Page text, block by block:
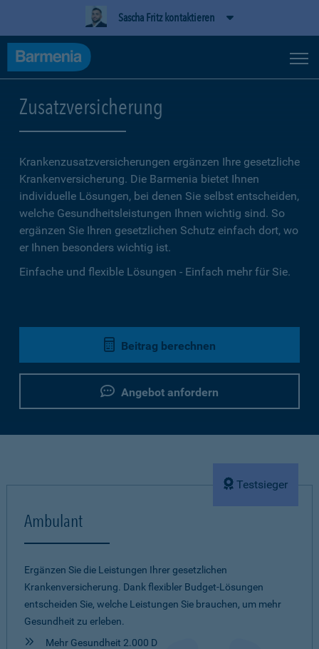
Sascha Fritz kontaktieren
Zusatzversicherung
Krankenzusatzversicherungen ergänzen Ihre gesetzliche
Kranken­versicherung. Die Barmenia bietet Ihnen
individuelle Lösungen, bei denen Sie selbst entscheiden,
welche Gesundheitsleistungen Ihnen wichtig sind. So
ergänzen Sie Ihren gesetzlichen Schutz einfach dort, wo
er Ihnen besonders wichtig ist.
Einfache und flexible Lösungen - Einfach mehr für Sie.
Beitrag berechnen
Angebot anfordern
Testsieger
Ambulant
Ergänzen Sie die Leistungen Ihrer gesetzlichen
Krankenversicherung. Dank flexibler Budget-Lösungen
entscheiden Sie, welche Leistungen Sie brauchen, um mehr
Gesundheit zu erleben.
Mehr Gesundheit 2.000 D